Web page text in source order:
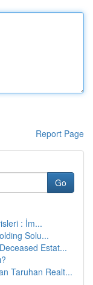
Report Page
Go
: İm...
Solu...
Estat...
Taruhan Realt...